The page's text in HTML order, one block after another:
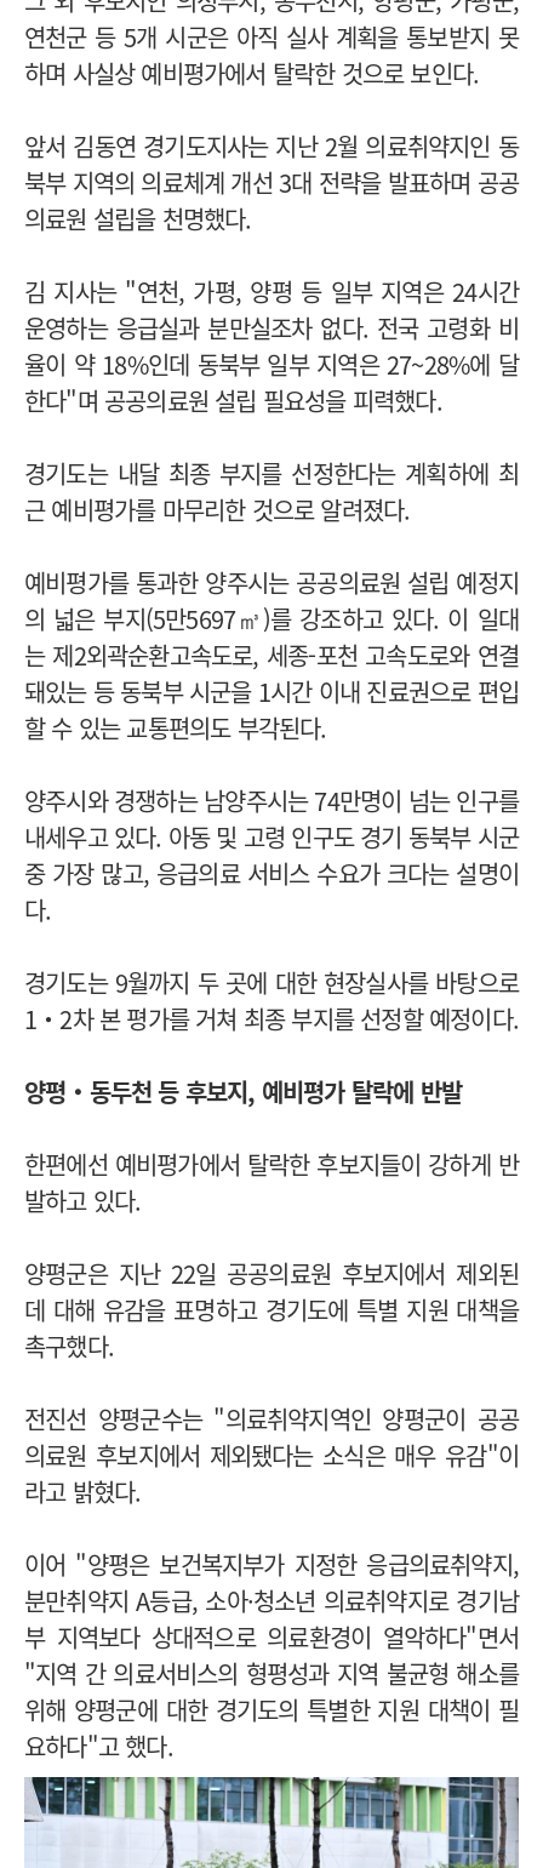
연천군 등 5개 시군은 아직 실사 계획을 통보받지 못
하며 사실상 예비평가에서 탈락한 것으로 보인다.
앞서 김동연 경기도지사는 지난 2월 의료취약지인 동
북부 지역의 의료체계 개선 3대 전략을 발표하며 공공
의료원 설립을 천명했다.
김 지사는 "연천, 가평, 양평 등 일부 지역은 24시간
운영하는 응급실과 분만실조차 없다. 전국 고령화 비
율이 약 18%인데 동북부 일부 지역은 27~28%에 달
한다"며 공공의료원 설립 필요성을 피력했다.
경기도는 내달 최종 부지를 선정한다는 계획하에 최
근 예비평가를 마무리한 것으로 알려졌다.
예비평가를 통과한 양주시는 공공의료원 설립 예정지
의 넓은 부지(5만5697㎥)를 강조하고 있다. 이 일대
는 제2외곽순환고속도로, 세종-포천 고속도로와 연결
돼있는 등 동북부 시군을 1시간 이내 진료권으로 편입
할 수 있는 교통편의도 부각된다.
양주시와 경쟁하는 남양주시는 74만명이 넘는 인구를
내세우고 있다. 아동 및 고령 인구도 경기 동북부 시군
중 가장 많고, 응급의료 서비스 수요가 크다는 설명이
다.
경기도는 9월까지 두 곳에 대한 현장실사를 바탕으로
1‧2차 본 평가를 거쳐 최종 부지를 선정할 예정이다.
양평‧동두천 등 후보지, 예비평가 탈락에 반발
한편에선 예비평가에서 탈락한 후보지들이 강하게 반
발하고 있다.
양평군은 지난 22일 공공의료원 후보지에서 제외된
데 대해 유감을 표명하고 경기도에 특별 지원 대책을
촉구했다.
전진선 양평군수는 "의료취약지역인 양평군이 공공
의료원 후보지에서 제외됐다는 소식은 매우 유감"이
라고 밝혔다.
이어 "양평은 보건복지부가 지정한 응급의료취약지,
분만취약지 A등급, 소아·청소년 의료취약지로 경기남
부 지역보다 상대적으로 의료환경이 열악하다"면서
"지역 간 의료서비스의 형평성과 지역 불균형 해소를
위해 양평군에 대한 경기도의 특별한 지원 대책이 필
요하다"고 했다.